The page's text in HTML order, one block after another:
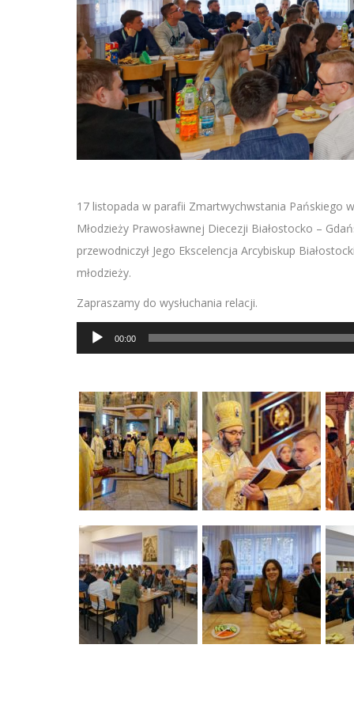
17 listopada w parafii Zmartwychwstania Pańskiego
Młodzieży Prawosławnej Diecezji Białostocko –
przewodniczył Jego Ekscelencja Arcybiskup
młodzieży.
Zapraszamy do wysłuchania relacji.
Odtwarzacz
plików
00:00